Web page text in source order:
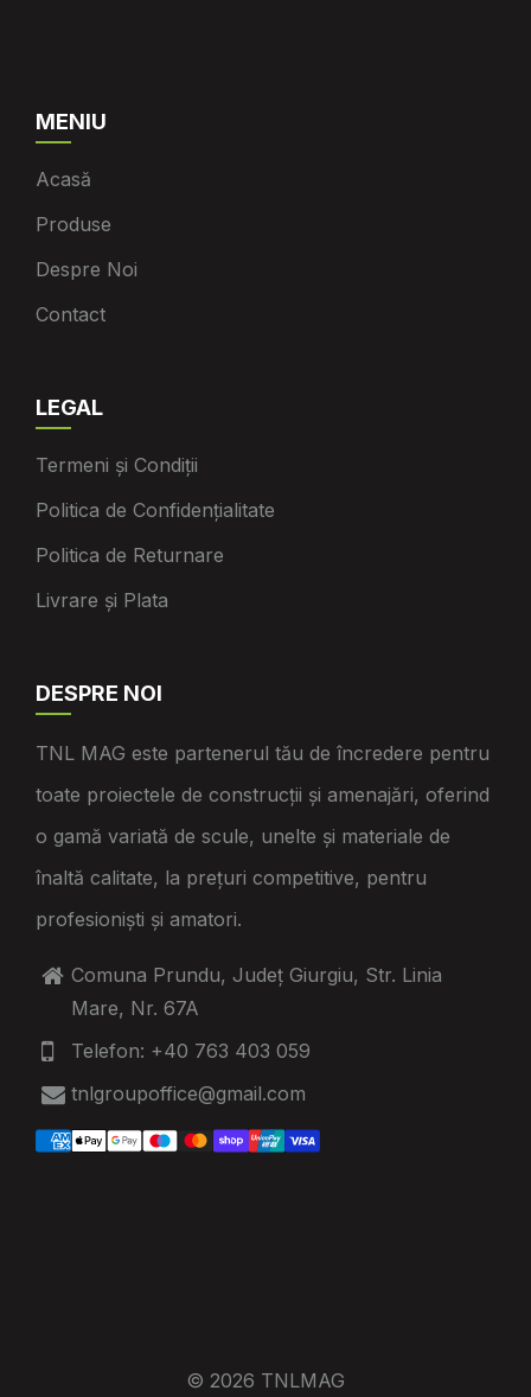
MENIU
Acasă
Produse
Despre Noi
Contact
LEGAL
Termeni și Condiții
Politica de Confidențialitate
Politica de Returnare
Livrare și Plata
DESPRE NOI
TNL MAG este partenerul tău de încredere pentru
toate proiectele de construcții și amenajări, oferind
o gamă variată de scule, unelte și materiale de
înaltă calitate, la prețuri competitive, pentru
profesioniști și amatori.
Comuna Prundu, Județ Giurgiu, Str. Linia
Mare, Nr. 67A
Telefon: +40 763 403 059
tnlgroupoffice@gmail.com
© 2026 TNLMAG